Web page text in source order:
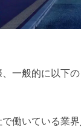
一般的に以下
働いている業